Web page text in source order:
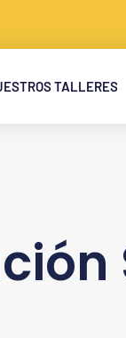
TALLERES